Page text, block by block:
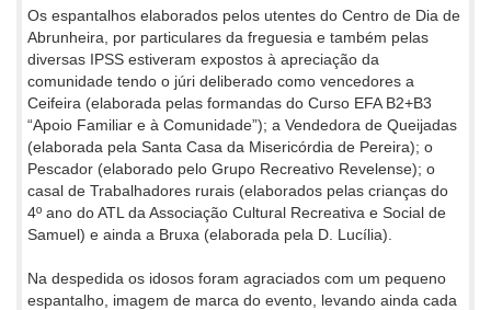
Os espantalhos elaborados pelos utentes do Centro de Dia de
Abrunheira, por particulares da freguesia e também pelas
diversas IPSS estiveram expostos à apreciação da
comunidade tendo o júri deliberado como vencedores a
Ceifeira (elaborada pelas formandas do Curso EFA B2+B3
“Apoio Familiar e à Comunidade”); a Vendedora de Queijadas
(elaborada pela Santa Casa da Misericórdia de Pereira); o
Pescador (elaborado pelo Grupo Recreativo Revelense); o
casal de Trabalhadores rurais (elaborados pelas crianças do
4º ano do ATL da Associação Cultural Recreativa e Social de
Samuel) e ainda a Bruxa (elaborada pela D. Lucília).
Na despedida os idosos foram agraciados com um pequeno
espantalho, imagem de marca do evento, levando ainda cada